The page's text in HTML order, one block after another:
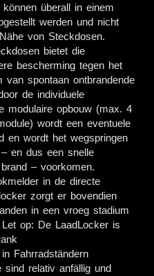
überall in einem
werden und nicht
von Steckdosen.
bietet die
bescherming tegen het
van spontaan ontbrandende
de individuele
modulaire opbouw (max. 4
wordt een eventuele
en wordt het wegspringen
en dus een snelle
– voorkomen.
in de directe
zorgt er bovendien
in een vroeg stadium
op: De LaadLocker is
Fahrradständern
sind relativ anfällig und